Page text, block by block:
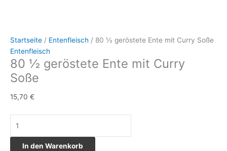
Startseite / Entenfleisch / 80 ½ geröstete Ente mit Curry Soße
Entenfleisch
80 ½ geröstete Ente mit Curry
Soße
15,70 €
In den Warenkorb